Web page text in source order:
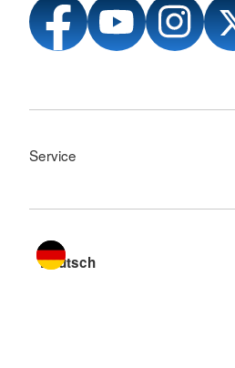
Service
Sprache wechseln zu